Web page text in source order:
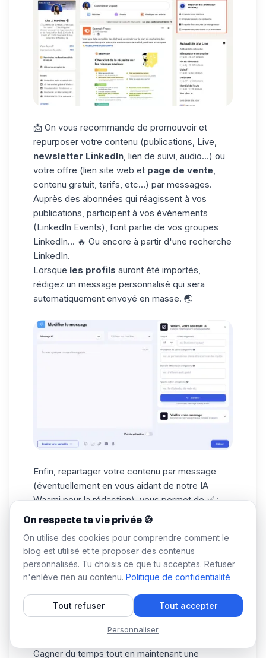
📩 On vous recommande de promouvoir et
repurposer votre contenu (publications, Live,
newsletter LinkedIn, lien de suivi, audio...) ou
votre offre (lien site web et page de vente,
contenu gratuit, tarifs, etc...) par messages.
Auprès des abonnées qui réagissent à vos
publications, participent à vos événements
(LinkedIn Events), font partie de vos groupes
LinkedIn... 🔥 Ou encore à partir d'une recherche
LinkedIn.
Lorsque les profils auront été importés,
rédigez un message personnalisé qui sera
automatiquement envoyé en masse. 🌏
Enfin, repartager votre contenu par message
(éventuellement en vous aidant de notre IA
Waamipour la rédaction), vous permet de ✅ :
Augmenter la visibilité et la portée de vos
ciblés, sans effort supplémentaire.
Créer un contact personnalisé et construire une
relation solide avec l’audience.
Engager directement les prospects pour les
inciter à s’inscrire ou à passer à l'achat.
attention et mettre en avant votre
Gagner du temps tout en maintenant une
On respecte ta vie privée 🍪
On utilise des cookies pour comprendre comment le
blog est utilisé et te proposer des contenus
personnalisés. Tu choisis ce que tu acceptes. Refuser
n'enlève rien au contenu. Politique de confidentialité
Tout refuser Tout accepter
Personnaliser